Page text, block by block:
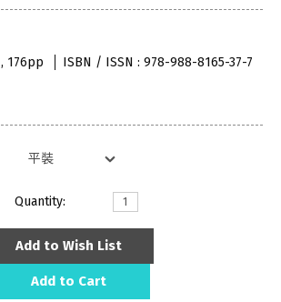
176pp
ISBN / ISSN : 978-988-8165-37-7
Quantity:
Add to Wish List
Add to Cart